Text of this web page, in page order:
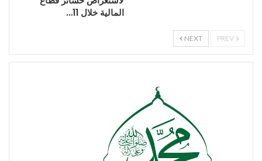
المالية خلال 11…
NEXT